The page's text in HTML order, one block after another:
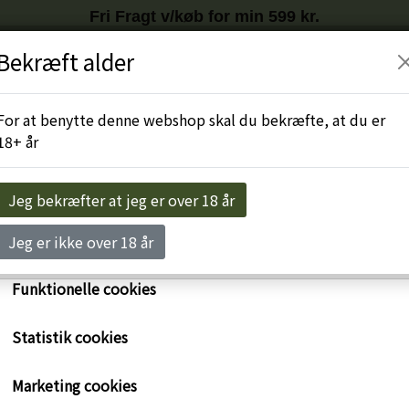
Fri Fragt v/køb for min 599 kr.
Tilmeld nyhedsbrev
Blanc de Blancs
egne cookies og cookies fra tredjeparter til at
til markedsføring og til at undersøge, hvordan vores
anvendes af besøgende. Du kan altid tilbagekalde dit
på linket 'Cookies' nederst på siden.
om cookies her
Nødvendige cookies
Funktionelle cookies
Statistik cookies
Marketing cookies
alder
at benytte denne webshop skal du bekræfte, at du er
år
Jeg bekræfter at jeg er over 18 år
Jeg er ikke over 18 år